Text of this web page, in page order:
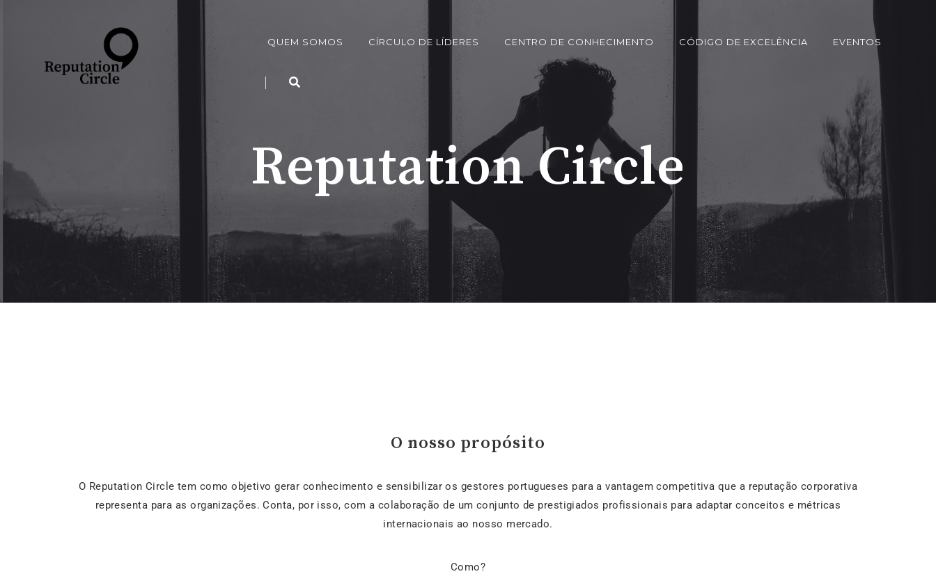
QUEM SOMOS CÍRCULO DE LÍDERES CENTRO DE CONHECIMENTO CÓDIGO DE EXCELÊNCIA EVENTOS
Reputation Circle
O nosso propósito
O Reputation Circle tem como objetivo gerar conhecimento e sensibilizar os gestores portugueses para a vantagem competitiva que a reputação corporativa
representa para as organizações. Conta, por isso, com a colaboração de um conjunto de prestigiados profissionais para adaptar conceitos e métricas
internacionais ao nosso mercado.
Como?